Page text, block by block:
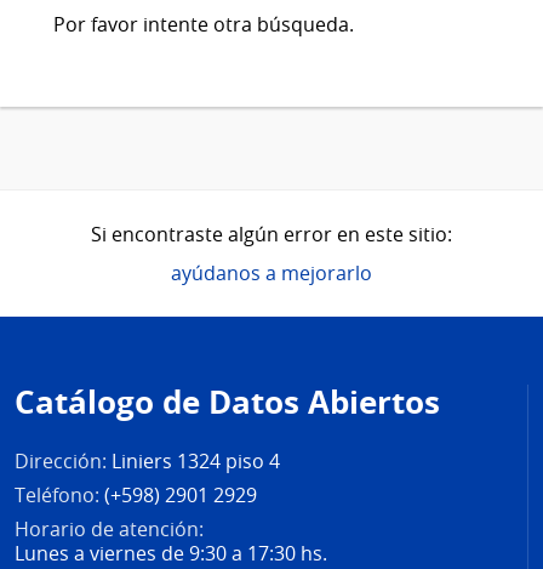
Por favor intente otra búsqueda.
Si encontraste algún error en este sitio:
ayúdanos a mejorarlo
de
página
Catálogo de Datos Abiertos
Dirección: Liniers 1324 piso 4
Teléfono: (+598) 2901 2929
Horario de atención:
Lunes a viernes de 9:30 a 17:30 hs.